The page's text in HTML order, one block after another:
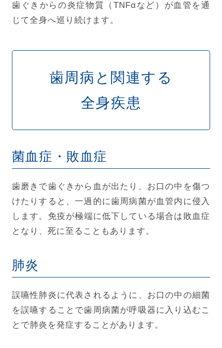
歯ぐきからの炎症物質（TNFαなど）が血管を通
じて全身へ巡り続けます。
歯周病と関連する
全身疾患
菌血症・敗血症
歯磨きで歯ぐきから血が出たり、お口の中を傷つ
けたりすると、一過的に歯周病菌が血管内に侵入
します。 免疫が極端に低下している場合は敗血症
となり、死に至ることもあります。
肺炎
誤嚥性肺炎に代表されるように、 お口の中の細菌
を誤嚥することで歯周病菌が呼吸器に入り込むこ
とで肺炎を発症することがあります。